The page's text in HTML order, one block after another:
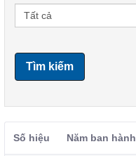
Tìm kiếm
Số hiệu Năm ban hành